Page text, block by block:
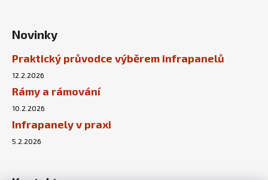
Novinky
Praktický průvodce výběrem infrapanelů
12.2.2026
Rámy a rámování
10.2.2026
Infrapanely v praxi
5.2.2026